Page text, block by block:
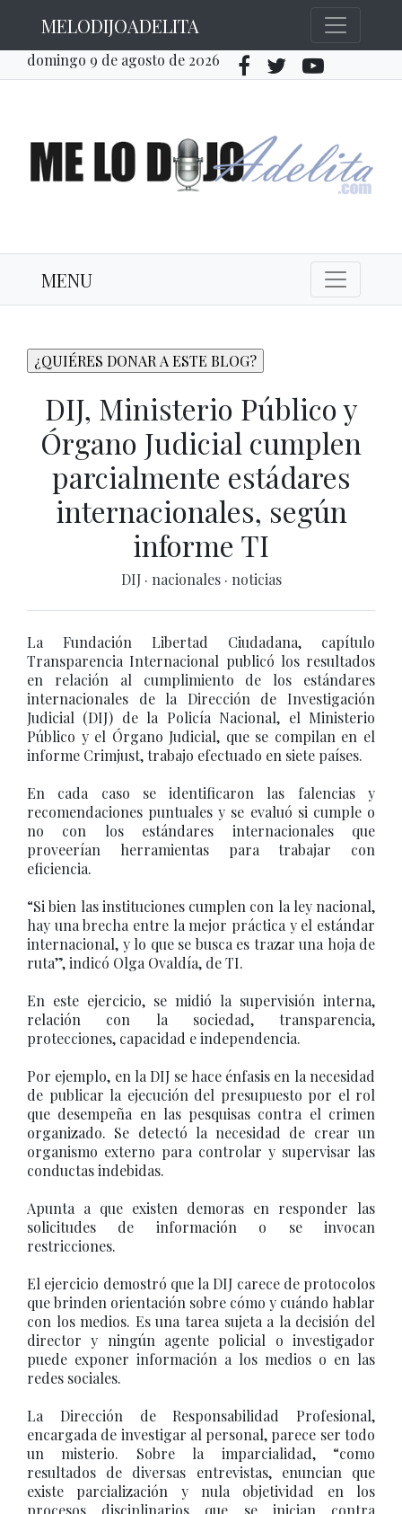
MELODIJOADELITA
domingo 9 de agosto de 2026
MENU
DIJ, Ministerio Público y
Órgano Judicial cumplen
parcialmente estádares
internacionales, según
informe TI
DIJ · nacionales · noticias
La Fundación Libertad Ciudadana, capítulo
Transparencia Internacional publicó los resultados
en relación al cumplimiento de los estándares
internacionales de la Dirección de Investigación
Judicial (DIJ) de la Policía Nacional, el Ministerio
Público y el Órgano Judicial, que se compilan en el
informe Crimjust, trabajo efectuado en siete países.
En cada caso se identificaron las falencias y
recomendaciones puntuales y se evaluó si cumple o
no con los estándares internacionales que
proveerían herramientas para trabajar con
eficiencia.
“Si bien las instituciones cumplen con la ley nacional,
hay una brecha entre la mejor práctica y el estándar
internacional, y lo que se busca es trazar una hoja de
ruta”, indicó Olga Ovaldía, de TI.
En este ejercicio, se midió la supervisión interna,
relación con la sociedad, transparencia,
protecciones, capacidad e independencia.
Por ejemplo, en la DIJ se hace énfasis en la necesidad
de publicar la ejecución del presupuesto por el rol
que desempeña en las pesquisas contra el crimen
organizado. Se detectó la necesidad de crear un
organismo externo para controlar y supervisar las
conductas indebidas.
Apunta a que existen demoras en responder las
solicitudes de información o se invocan
restricciones.
El ejercicio demostró que la DIJ carece de protocolos
que brinden orientación sobre cómo y cuándo hablar
con los medios. Es una tarea sujeta a la decisión del
director y ningún agente policial o investigador
puede exponer información a los medios o en las
redes sociales.
La Dirección de Responsabilidad Profesional,
encargada de investigar al personal, parece ser todo
un misterio. Sobre la imparcialidad, “como
resultados de diversas entrevistas, enuncian que
existe parcialización y nula objetividad en los
procesos disciplinarios que se inician contra